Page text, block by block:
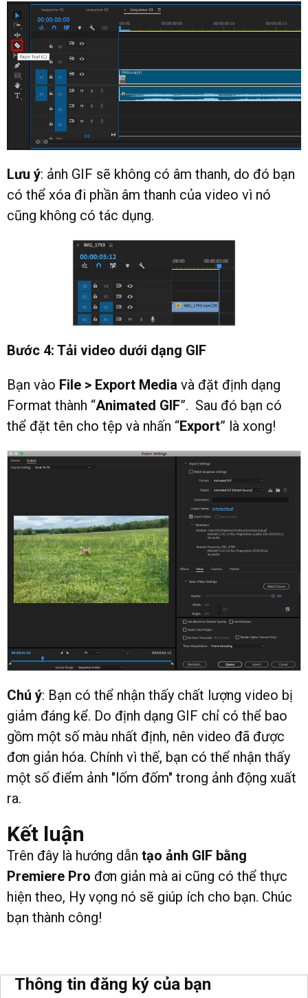
Lưu ý: ảnh GIF sẽ không có âm thanh, do đó bạn
có thể xóa đi phần âm thanh của video vì nó
cũng không có tác dụng.
Bước 4: Tải video dưới dạng GIF
Bạn vào File > Export Media và đặt định dạng
Format thành “Animated GIF”. Sau đó bạn có
thể đặt tên cho tệp và nhấn “Export” là xong!
Chú ý: Bạn có thể nhận thấy chất lượng video bị
giảm đáng kể. Do định dạng GIF chỉ có thể bao
gồm một số màu nhất định, nên video đã được
đơn giản hóa. Chính vì thế, bạn có thể nhận thấy
một số điểm ảnh "lốm đốm" trong ảnh động xuất
ra.
Kết luận
Trên đây là hướng dẫn tạo ảnh GIF bằng
Premiere Pro đơn giản mà ai cũng có thể thực
hiện theo, Hy vọng nó sẽ giúp ích cho bạn. Chúc
bạn thành công!
Thông tin đăng ký của bạn